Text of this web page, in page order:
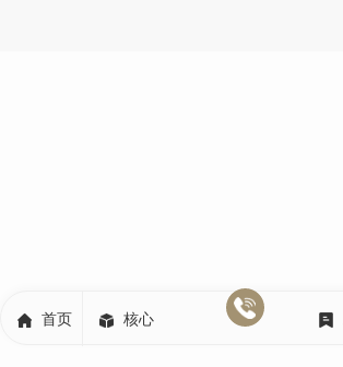
首页 核心